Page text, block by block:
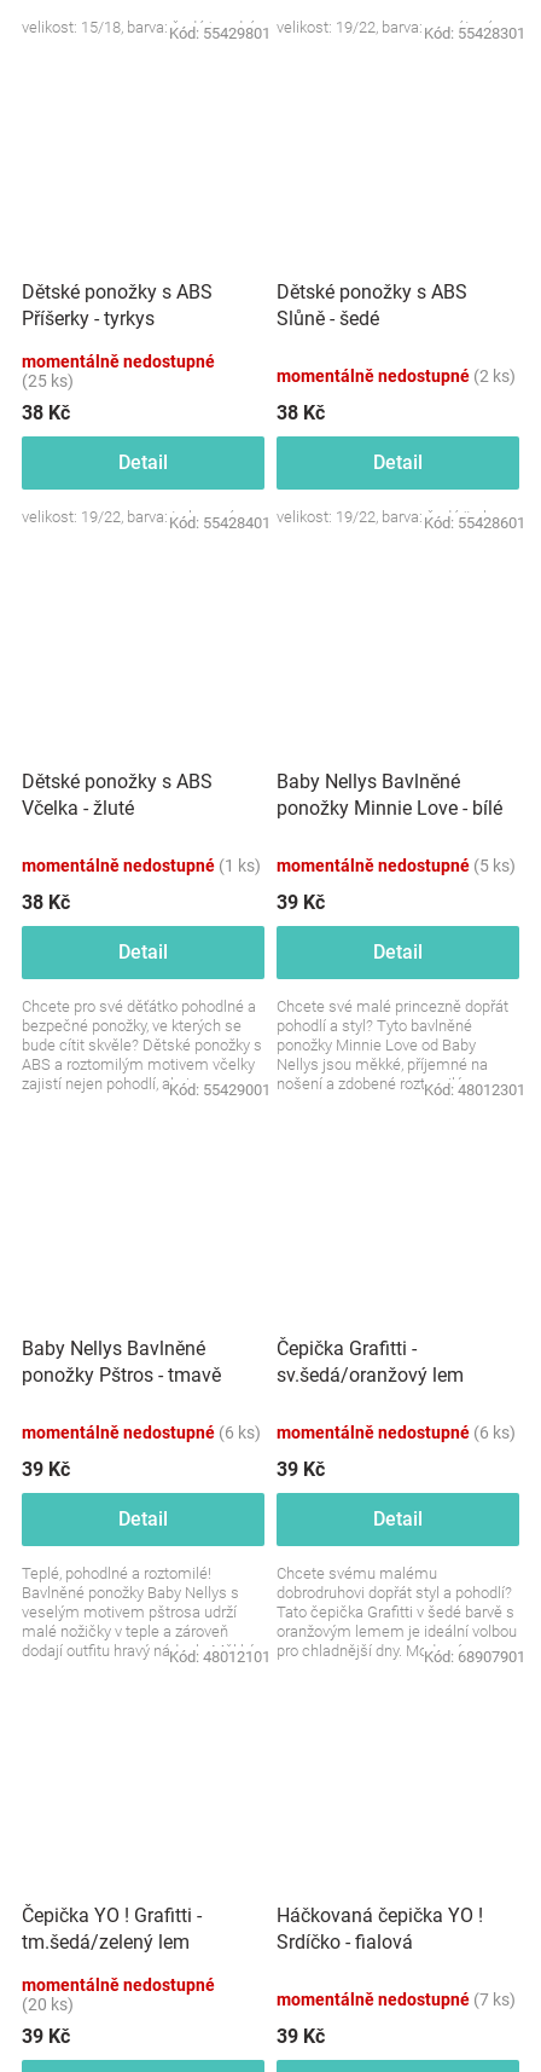
velikost: 15/18, barva: šedá/modrá
Kód: 55429801 velikost: 19/22, barva: granátová
Kód: 55428301
Dětské ponožky s ABS
Příšerky - tyrkys
momentálně nedostupné
(25 ks)
38 Kč
Detail
velikost: 19/22, barva: tyrkysová
Kód: 55428401
Dětské ponožky s ABS
Slůně - šedé
momentálně nedostupné (2 ks)
38 Kč
Detail
velikost: 19/22, barva: šedá/tyrkys
Kód: 55428601
Dětské ponožky s ABS
Včelka - žluté
momentálně nedostupné (1 ks)
38 Kč
Detail
Chcete pro své děťátko pohodlné a
bezpečné ponožky, ve kterých se
bude cítit skvěle? Dětské ponožky s
ABS a roztomilým motivem včelky
zajistí nejen pohodlí, ale i
Kód: 55429001
Baby Nellys Bavlněné
ponožky Minnie Love - bílé
momentálně nedostupné (5 ks)
39 Kč
Detail
Chcete své malé princezně dopřát
pohodlí a styl? Tyto bavlněné
ponožky Minnie Love od Baby
Nellys jsou měkké, příjemné na
nošení a zdobené roztomilým
Kód: 48012301
Baby Nellys Bavlněné
ponožky Pštros - tmavě
momentálně nedostupné (6 ks)
39 Kč
Detail
Teplé, pohodlné a roztomilé!
Bavlněné ponožky Baby Nellys s
veselým motivem pštrosa udrží
malé nožičky v teple a zároveň
dodají outfitu hravý nádech. Měkký
Kód: 48012101
Čepička Grafitti -
sv.šedá/oranžový lem
momentálně nedostupné (6 ks)
39 Kč
Detail
Chcete svému malému
dobrodruhovi dopřát styl a pohodlí?
Tato čepička Grafitti v šedé barvě s
oranžovým lemem je ideální volbou
pro chladnější dny. Moderní,
Kód: 68907901
Čepička YO ! Grafitti -
tm.šedá/zelený lem
momentálně nedostupné
(20 ks)
39 Kč
Háčkovaná čepička YO !
Srdíčko - fialová
momentálně nedostupné (7 ks)
39 Kč